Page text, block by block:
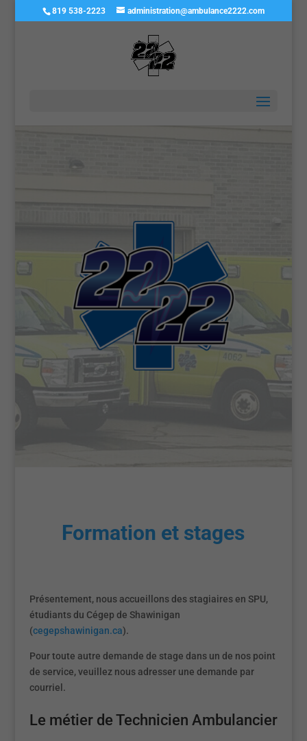
819 538-2223 administration@ambulance2222.com
Formation et stages
Présentement, nous accueillons des stagiaires en SPU,
étudiants du Cégep de Shawinigan
(cegepshawinigan.ca).
Pour toute autre demande de stage dans un de nos point
de service, veuillez nous adresser une demande par
courriel.
Le métier de Technicien Ambulancier